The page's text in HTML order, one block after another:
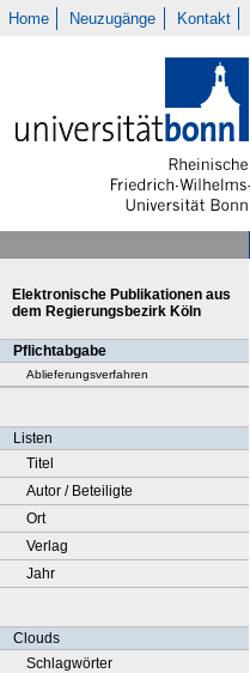
Home Neuzugänge Kontakt
Elektronische Publikationen aus
dem Regierungsbezirk Köln
Pflichtabgabe
Ablieferungsverfahren
Listen
Titel
Autor / Beteiligte
Ort
Verlag
Jahr
Clouds
Schlagwörter